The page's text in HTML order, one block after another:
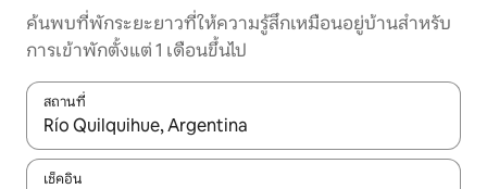
ค้นพบที่พักระยะยาวที่ให้ความรู้สึกเหมือนอยู่บ้านสำหรับ
การเข้าพักตั้งแต่ 1 เดือนขึ้นไป
สถานที่
ใช้ลูกศรขึ้นลง หรือใช้การสัมผัสหรือปัด เพื่อสำรวจผลการค้นหา
เช็คอิน